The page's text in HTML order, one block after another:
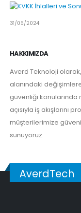
31/05/2024
HAKKIMIZDA
Averd Teknoloji
alanındaki
güvenliği konularında
açısıyla iş akışlarını
müşterilerimize
sunuyoruz.
AverdTech